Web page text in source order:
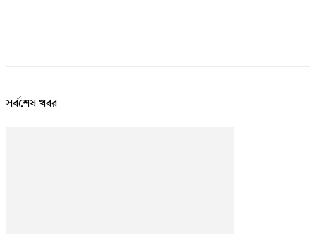
সর্বশেষ খবর